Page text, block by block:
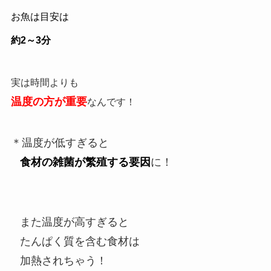
お魚は目安は
約2～3分
実は時間よりも
温度の方が重要なんです！
＊温度が低すぎると
食材の雑菌が繁殖する要因 に！
また温度が高すぎると
たんぱく質を含む食材は
加熱されちゃう！